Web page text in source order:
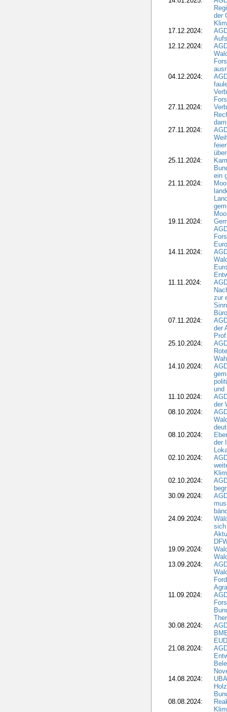
der
17.12.2024:
12.12.2024:
04.12.2024:
27.11.2024:
27.11.2024:
25.11.2024:
ein
21.11.2024:
19.11.2024:
14.11.2024:
11.11.2024:
zur
07.11.2024:
der
25.10.2024:
14.10.2024:
und
11.10.2024:
der
08.10.2024:
08.10.2024:
der
02.10.2024:
02.10.2024:
30.09.2024:
24.09.2024:
sich
19.09.2024:
13.09.2024:
11.09.2024:
30.08.2024:
21.08.2024:
14.08.2024:
08.08.2024: